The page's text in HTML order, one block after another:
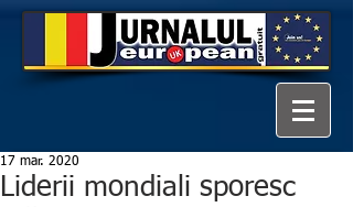
Liderii mondiali sporesc
17 mar. 2020